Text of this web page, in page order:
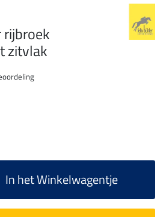
zitvlak
In het Winkelwagentje